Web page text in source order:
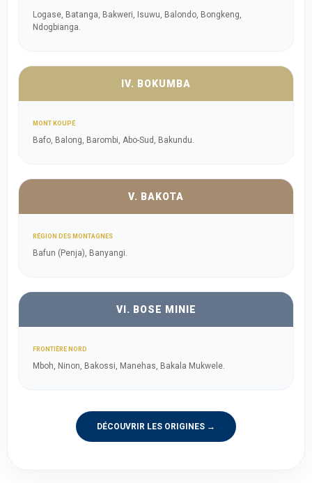
Logase, Batanga, Bakweri, Isuwu, Balondo, Bongkeng,
Ndogbianga.
IV. BOKUMBA
MONT KOUPÉ
Bafo, Balong, Barombi, Abo-Sud, Bakundu.
V. BAKOTA
RÉGION DES MONTAGNES
Bafun (Penja), Banyangi.
VI. BOSE MINIE
FRONTIÈRE NORD
Mboh, Ninon, Bakossi, Manehas, Bakala Mukwele.
DÉCOUVRIR LES ORIGINES →